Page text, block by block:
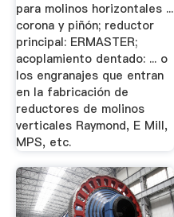
para molinos horizontales ...
corona y piñón; reductor
principal: ERMASTER;
acoplamiento dentado: ... o
los engranajes que entran
en la fabricación de
reductores de molinos
verticales Raymond, E Mill,
MPS, etc.